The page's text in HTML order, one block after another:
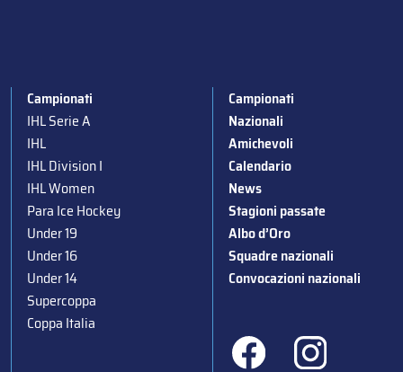
Campionati
IHL Serie A
IHL
IHL Division I
IHL Women
Para Ice Hockey
Under 19
Under 16
Under 14
Supercoppa
Coppa Italia
Campionati
Nazionali
Amichevoli
Calendario
News
Stagioni passate
Albo d’Oro
Squadre nazionali
Convocazioni nazionali